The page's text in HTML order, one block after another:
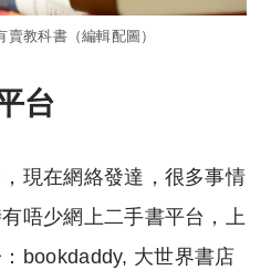
教科書（編輯配圖）
台
現在網絡發達，很多事情
唔少網上二手書平台，上
bookdaddy, 大世界書店